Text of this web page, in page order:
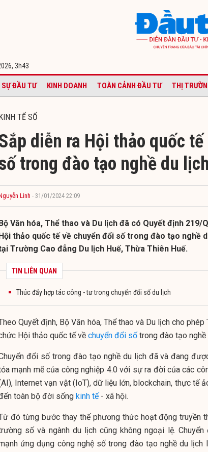
3h43
SỰ ĐẦU TƯ KINH DOANH TOÀN CẢNH ĐẦU TƯ THỊ
TẾ SỐ
diễn ra Hội thảo quốc
trong đào tạo nghề du
Linh - 31/01/2024 22:09
Văn hóa, Thể thao và Du lịch đã có Quyết định
thảo quốc tế về chuyển đổi số trong đào tạo nghề
Trường Cao đẳng Du lịch Huế, Thừa Thiên Huế.
TIN LIÊN QUAN
Thúc đẩy hợp tác công - tư trong chuyển đổi số du lịch
Quyết định, Bộ Văn hóa, Thể thao và Du lịch cho
Hội thảo quốc tế về chuyển đổi số trong đào tạo nghề
đổi số trong đào tạo nghề du lịch đã và đang
mạnh mẽ của công nghiệp 4.0 với sự ra đời của các
Internet vạn vật (IoT), dữ liệu lớn, blockchain, thực tế
toàn bộ đời sống kinh tế- xã hội.
đó từng bước thay thế phương thức hoạt động truyền
số và ngành du lịch cũng không ngoại lệ.
ứng dụng công nghệ số trong đào tạo nghề du